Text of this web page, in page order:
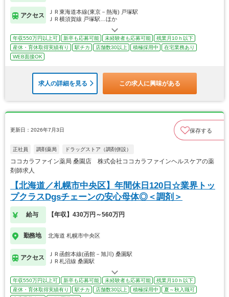
アクセス
ＪＲ東海道本線(東京－熱海) 戸塚駅
ＪＲ横須賀線 戸塚駅…ほか
年収550万円以上可 新卒も応募可能 未経験者も応募可能
残業月10ｈ以下
産休・育休取得実績有り
駅チカ 店舗数30以上 積極採用中
在宅業務あり
WEB面接OK
求人の詳細を見る この求人に興味がある
更新日：2026年7月3日 保存する
正社員 調剤薬局 ドラッグストア（調剤併設）
ココカラファイン薬局 桑園店 株式会社ココカラファインヘルスケアの薬
剤師求人
【北海道／札幌市中央区】年間休日120日☆業界トッ
プクラスDgsチェーンの安心母体◎＜調剤＞
給与 【年収】430万円～560万円
勤務地 北海道 札幌市中央区
アクセス
ＪＲ函館本線(函館－旭川) 桑園駅
ＪＲ札沼線 桑園駅
年収550万円以上可 新卒も応募可能 未経験者も応募可能
残業月10ｈ以下
産休・育休取得実績有り
駅チカ 店舗数30以上 積極採用中
夏～秋入職可